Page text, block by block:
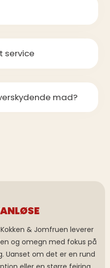
service
mad?
& Jomfruen leverer
og omegn med fokus på
Uanset om det er en rund